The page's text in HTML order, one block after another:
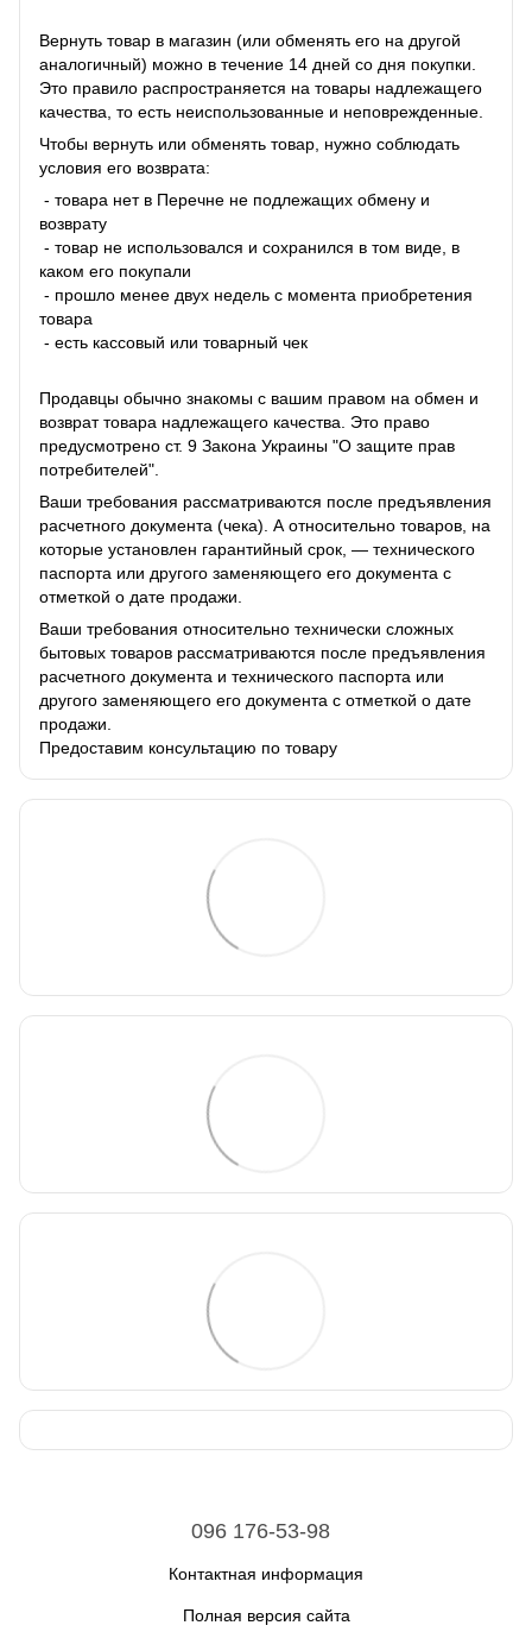
Вернуть товар в магазин (или обменять его на другой
аналогичный) можно в течение 14 дней со дня покупки.
Это правило распространяется на товары надлежащего
качества, то есть неиспользованные и неповрежденные.
Чтобы вернуть или обменять товар, нужно соблюдать
условия его возврата:
- товара нет в Перечне не подлежащих обмену и
возврату
- товар не использовался и сохранился в том виде, в
каком его покупали
- прошло менее двух недель с момента приобретения
товара
- есть кассовый или товарный чек
Продавцы обычно знакомы с вашим правом на обмен и
возврат товара надлежащего качества. Это право
предусмотрено ст. 9 Закона Украины "О защите прав
потребителей".
Ваши требования рассматриваются после предъявления
расчетного документа (чека). А относительно товаров, на
которые установлен гарантийный срок, — технического
паспорта или другого заменяющего его документа с
отметкой о дате продажи.
Ваши требования относительно технически сложных
бытовых товаров рассматриваются после предъявления
расчетного документа и технического паспорта или
другого заменяющего его документа с отметкой о дате
продажи.
Предоставим консультацию по товару
096 176-53-98
Контактная информация
Полная версия сайта